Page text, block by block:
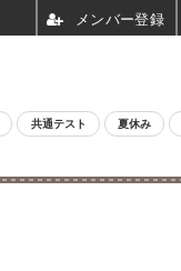
共通テスト 夏休み